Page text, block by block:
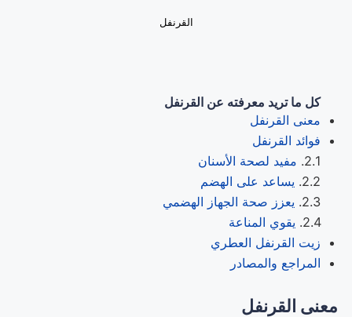
القرنفل
كل ما تريد معرفته عن القرنفل
معنى القرنفل
فوائد القرنفل
مفيد لصحة الأسنان
يساعد على الهضم
يعزز صحة الجهاز الهضمي
يقوي المناعة
زيت القرنفل العطري
المراجع والمصادر
معنى القرنفل